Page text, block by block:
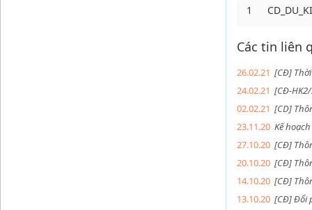
1
Các tin liên
26.02.21 [CĐ]
24.02.21 [CĐ-
02.02.21 [CD]
23.11.20 Kế
27.10.20 [CĐ]
20.10.20 [CĐ]
14.10.20 [CĐ]
13.10.20 [CĐ] Đổi